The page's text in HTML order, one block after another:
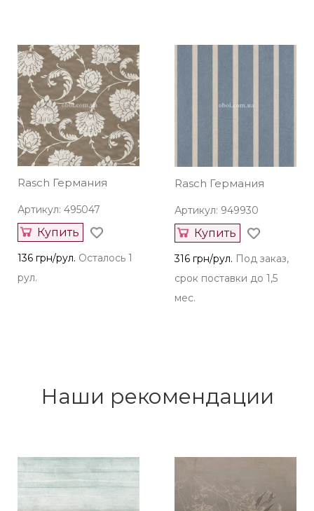
Rasch Германия
Артикул: 495047
Купить
136 грн/рул. Осталось 1
рул.
Rasch Германия
Артикул: 949930
Купить
316 грн/рул. Под заказ,
срок поставки до 1,5
мес.
Наши рекомендации